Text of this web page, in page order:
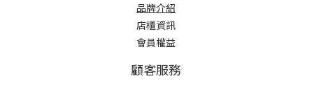
品牌介紹
店櫃資訊
會員權益
顧客服務